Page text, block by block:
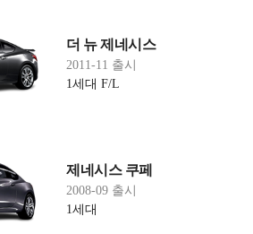
더 뉴 제네시스
2011-11 출시
1세대 F/L
제네시스 쿠페
2008-09 출시
1세대